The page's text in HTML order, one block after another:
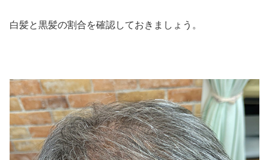
白髪と黒髪の割合を確認しておきましょう。